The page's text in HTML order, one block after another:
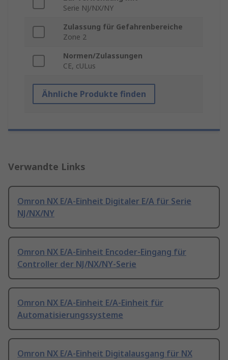
Serie NJ/NX/NY
Zulassung für Gefahrenbereiche
Zone 2
Normen/Zulassungen
CE, cULus
Ähnliche Produkte finden
Verwandte Links
Omron NX E/A-Einheit Digitaler E/A für Serie
NJ/NX/NY
Omron NX E/A-Einheit Encoder-Eingang für
Controller der NJ/NX/NY-Serie
Omron NX E/A-Einheit E/A-Einheit für
Automatisierungssysteme
Omron NX E/A-Einheit Digitalausgang für NX